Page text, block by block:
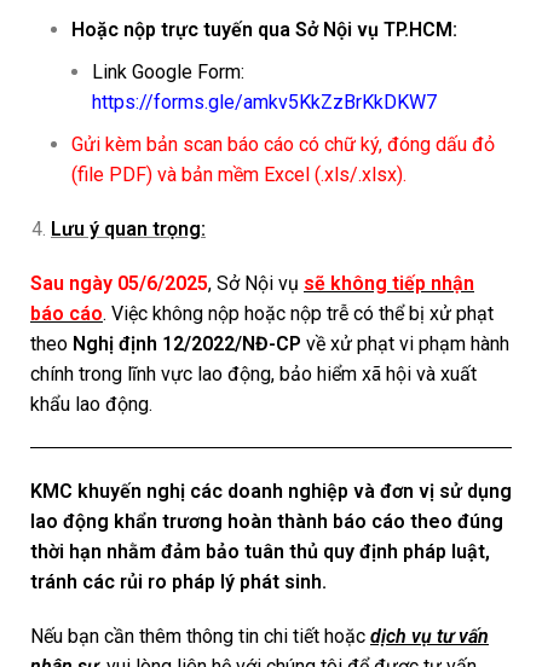
Hoặc nộp trực tuyến qua Sở Nội vụ TP.HCM:
Link Google Form:
https://forms.gle/amkv5KkZzBrKkDKW7
Gửi kèm bản scan báo cáo có chữ ký, đóng dấu đỏ
(file PDF) và bản mềm Excel (.xls/.xlsx).
Lưu ý quan trọng:
Sau ngày 05/6/2025, Sở Nội vụ sẽ không tiếp nhận
báo cáo. Việc không nộp hoặc nộp trễ có thể bị xử phạt
theo Nghị định 12/2022/NĐ-CP về xử phạt vi phạm hành
chính trong lĩnh vực lao động, bảo hiểm xã hội và xuất
khẩu lao động.
KMC khuyến nghị các doanh nghiệp và đơn vị sử dụng
lao động khẩn trương hoàn thành báo cáo theo đúng
thời hạn nhằm đảm bảo tuân thủ quy định pháp luật,
tránh các rủi ro pháp lý phát sinh.
Nếu bạn cần thêm thông tin chi tiết hoặc dịch vụ tư vấn